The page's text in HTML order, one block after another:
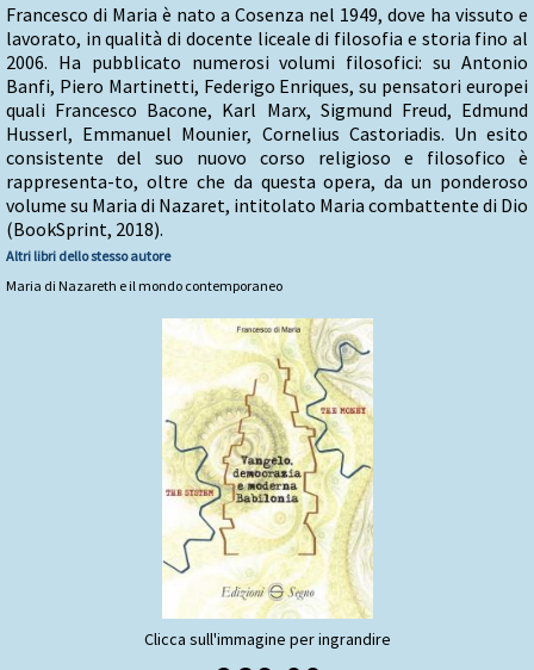
Francesco di Maria è nato a Cosenza nel 1949, dove ha vissuto e
lavorato, in qualità di docente liceale di filosofia e storia fino al
2006. Ha pubblicato numerosi volumi filosofici: su Antonio
Banfi, Piero Martinetti, Federigo Enriques, su pensatori europei
quali Francesco Bacone, Karl Marx, Sigmund Freud, Edmund
Husserl, Emmanuel Mounier, Cornelius Castoriadis. Un esito
consistente del suo nuovo corso religioso e filosofico è
rappresenta-to, oltre che da questa opera, da un ponderoso
volume su Maria di Nazaret, intitolato Maria combattente di Dio
(BookSprint, 2018).
Altri libri dello stesso autore
Maria di Nazareth e il mondo contemporaneo
Clicca sull'immagine per ingrandire